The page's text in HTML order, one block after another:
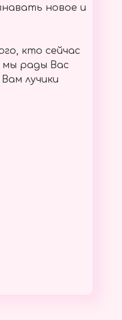
новое и
кто сейчас
рады Вас
лучики